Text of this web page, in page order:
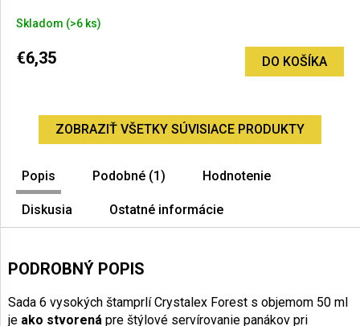
Skladom (>6 ks)
€6,35 DO KOŠÍKA
ZOBRAZIŤ VŠETKY SÚVISIACE PRODUKTY
Popis Podobné (1) Hodnotenie
Diskusia Ostatné informácie
PODROBNÝ POPIS
Sada 6 vysokých štamprlí Crystalex Forest s objemom 50 ml
je ako stvorená pre štýlové servírovanie panákov pri